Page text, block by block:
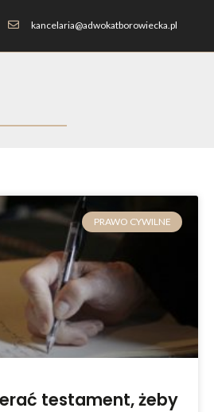
kancelaria@adwokatborowiecka.pl
PRAWO CYWILNE
testament, żeby